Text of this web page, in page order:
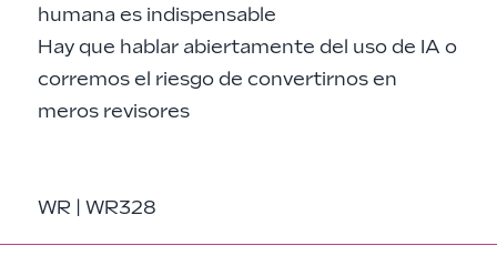
humana es indispensable
Hay que hablar abiertamente del uso de IA o
corremos el riesgo de convertirnos en
meros revisores
WR | WR328